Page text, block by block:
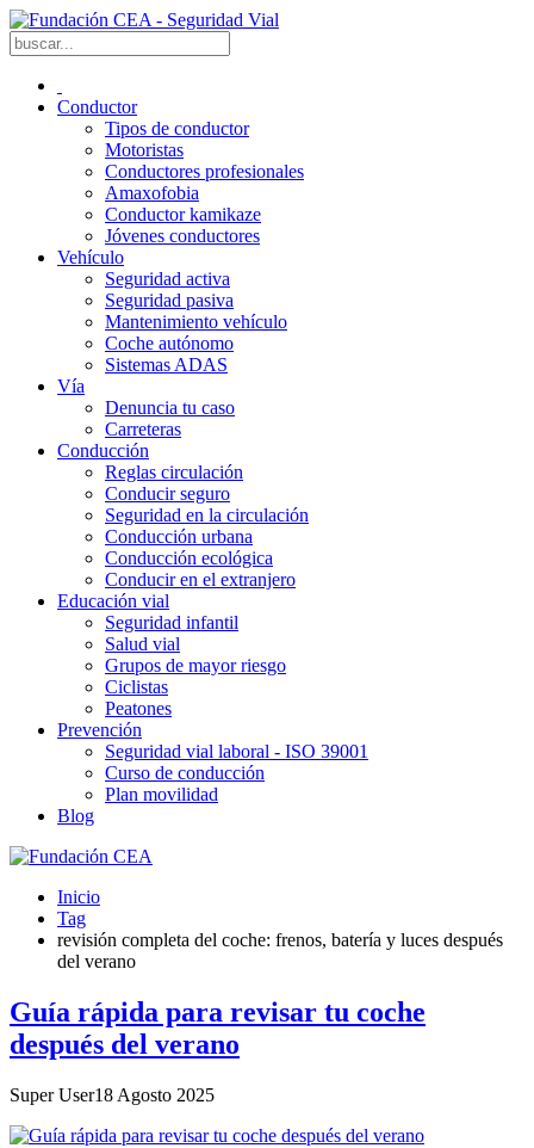
Conductor
Tipos de conductor
Motoristas
Conductores profesionales
Amaxofobia
Conductor kamikaze
Jóvenes conductores
Vehículo
Seguridad activa
Seguridad pasiva
Mantenimiento vehículo
Coche autónomo
Sistemas ADAS
Vía
Denuncia tu caso
Carreteras
Conducción
Reglas circulación
Conducir seguro
Seguridad en la circulación
Conducción urbana
Conducción ecológica
Conducir en el extranjero
Educación vial
Seguridad infantil
Salud vial
Grupos de mayor riesgo
Ciclistas
Peatones
Prevención
Seguridad vial laboral - ISO 39001
Curso de conducción
Plan movilidad
Blog
Inicio
Tag
revisión completa del coche: frenos, batería y luces después
del verano
Guía rápida para revisar tu coche
después del verano
Super User18 Agosto 2025